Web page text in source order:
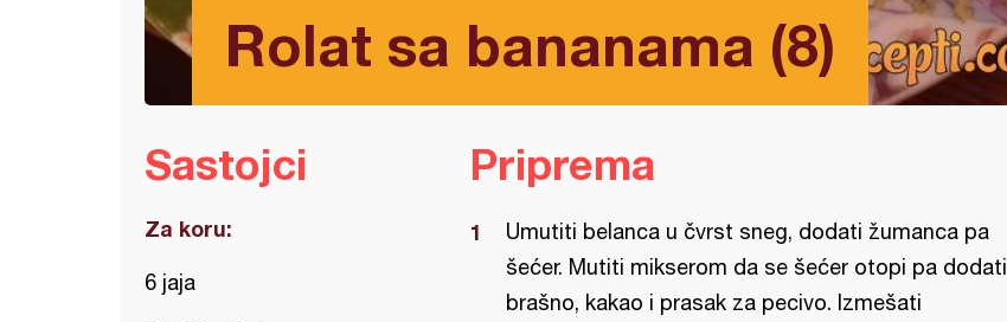
Rolat sa bananama (8)
Sastojci
Za koru:
6 jaja
Priprema
Umutiti belanca u čvrst sneg, dodati žumanca pa
šećer. Mutiti mikserom da se šećer otopi pa dodati
brašno, kakao i prasak za pecivo. Izmešati